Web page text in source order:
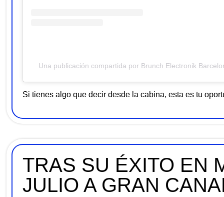
Una publicación compartida por Brunch Electronik
Si tienes algo que decir desde la cabina, esta es tu
TRAS SU ÉXITO EN
JULIO A GRAN